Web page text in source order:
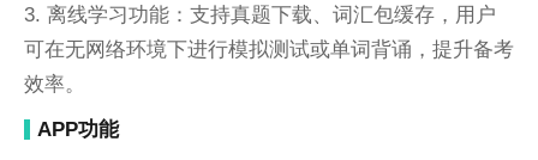
3. 离线学习功能：支持真题下载、词汇包缓存，用户
可在无网络环境下进行模拟测试或单词背诵，提升备考
效率。
APP功能